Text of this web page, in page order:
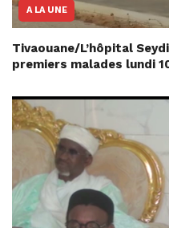
A LA UNE
Tivaouane/L’hôpital
premiers malades lundi